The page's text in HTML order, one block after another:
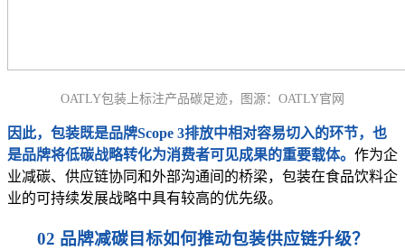
OATLY包装上标注产品碳足迹，图源：OATLY官网
因此，包装既是品牌Scope 3排放中相对容易切入的环节，也
是品牌将低碳战略转化为消费者可见成果的重要载体。 作为企
业减碳、供应链协同和外部沟通间的桥梁，包装在食品饮料企
业的可持续发展战略中具有较高的优先级。
02 品牌减碳目标如何推动包装供应链升级？